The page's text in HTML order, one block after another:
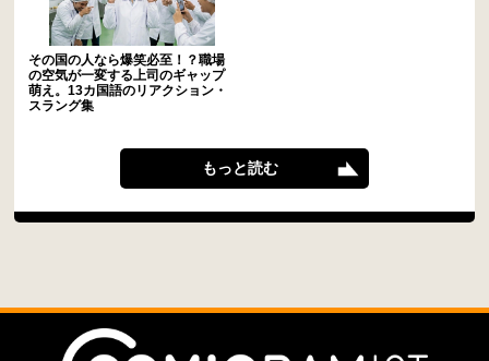
その国の人なら爆笑必至！？職場
の空気が一変する上司のギャップ
萌え。13カ国語のリアクション・
スラング集
もっと読む